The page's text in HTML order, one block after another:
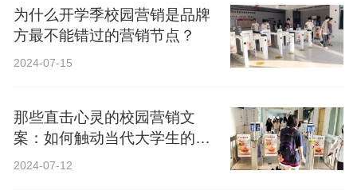
为什么开学季校园营销是品牌
方最不能错过的营销节点？
2024-07-15
那些直击心灵的校园营销文
案：如何触动当代大学生的心
弦？
2024-07-12